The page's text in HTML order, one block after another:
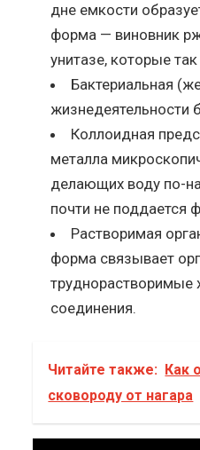
дне емкости
форма — виновник
унитазе, которые
Бактериальная
жизнедеятельности
Коллоидная
металла
делающих воду по-
почти не поддается
Растворимая
форма связывает
труднорастворимые
соединения.
Читайте также: Как
сковороду от нагара